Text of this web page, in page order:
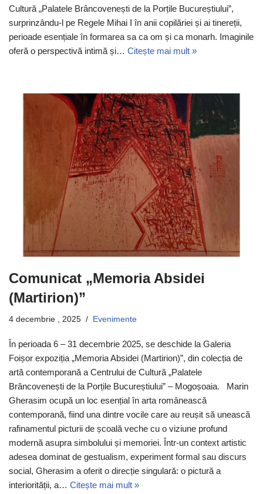
Cultură „Palatele Brâncovenești de la Porțile Bucureștiului”,
surprinzându-l pe Regele Mihai I în anii copilăriei și ai tinereții,
perioade esențiale în formarea sa ca om și ca monarh. Imaginile
oferă o perspectivă intimă și… Citește mai mult »
Comunicat „Memoria Absidei
(Martirion)”
4 decembrie , 2025 Evenimente
În perioada 6 – 31 decembrie 2025, se deschide la Galeria
Foișor expoziția „Memoria Absidei (Martirion)”, din colecția de
artă contemporană a Centrului de Cultură „Palatele
Brâncovenești de la Porțile Bucureștiului” – Mogoșoaia. Marin
Gherasim ocupă un loc esențial în arta românească
contemporană, fiind una dintre vocile care au reușit să unească
rafinamentul picturii de școală veche cu o viziune profund
modernă asupra simbolului și memoriei. Într-un context artistic
adesea dominat de gestualism, experiment formal sau discurs
social, Gherasim a oferit o direcție singulară: o pictură a
interiorității, a… Citește mai mult »